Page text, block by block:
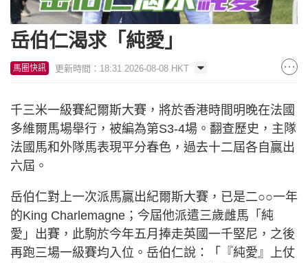
岳伯仁渴求「純愛」
馬圈快訊 更新時間：18:31 2026-08-08 HKT
千三米一級賽紀爾斯大賽，將於香港時間明晚在法國
多維爾馬場舉行，被編為第S3-4場。翻查歷史，主隊
法國馬和外隊馬表現平分春色，過去十二屆各自贏出
六屆。
岳伯仁對上一次派馬贏出紀爾斯大賽，已是二○○一年
的King Charlemagne；今屆他派遣三歲雌馬「純
愛」出賽，此駒於今年五月捧走英國一千堅尼，之後
再跑三場一級賽均入位。岳伯仁說：「『純愛』上仗